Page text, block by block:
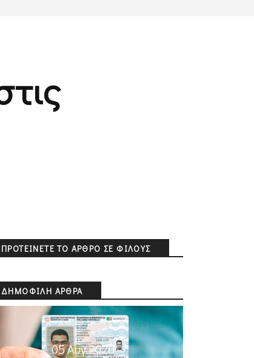
ΠΡΟΤΕΊΝΕΤΕ ΤΟ ΆΡΘΡΟ ΣΕ ΦΊΛΟΥΣ
ΔΗΜΟΦΙΛΉ ΆΡΘΡΑ
05 Αυγ 2026